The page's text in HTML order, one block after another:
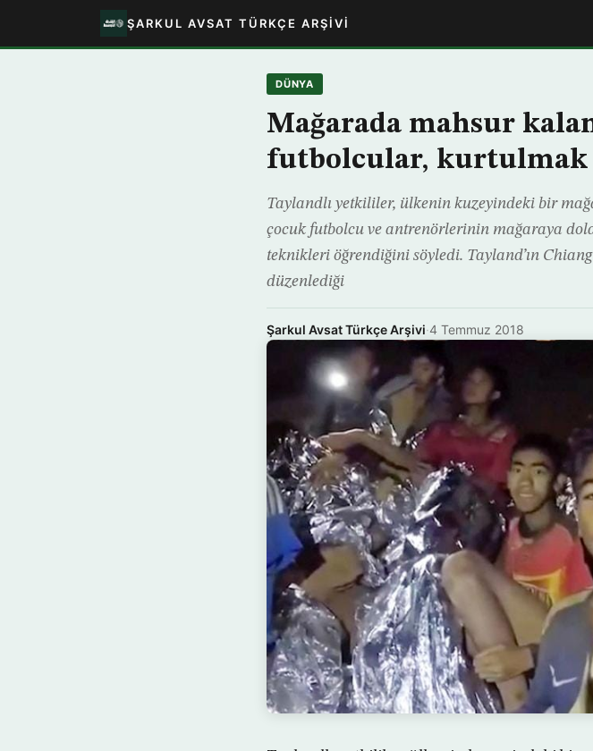
ŞARKUL AVSAT TÜRKÇE ARŞIVI
DÜNYA
Mağarada mahsur
futbolcular, kurtulmak
Taylandlı yetkililer, ülkenin kuzeyindeki bir
çocuk futbolcu ve antrenörlerinin mağaraya
teknikleri öğrendiğini söyledi. Tayland’ın
düzenlediği
Şarkul Avsat Türkçe Arşivi·4 Temmuz 2018